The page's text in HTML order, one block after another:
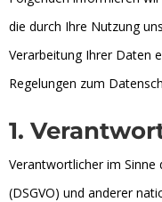
die durch Ihre Nutzung
Verarbeitung Ihrer Daten
Regelungen zum
1.
Verantwortlicher im
(DSGVO) und anderer